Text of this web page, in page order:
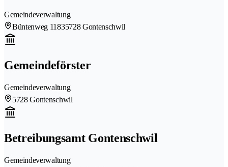
Gemeindeverwaltung
Büntenweg 11835728 Gontenschwil
Gemeindeförster
Gemeindeverwaltung
5728 Gontenschwil
Betreibungsamt Gontenschwil
Gemeindeverwaltung